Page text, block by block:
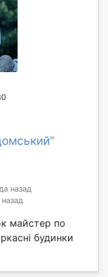
назад
майстер по
будинки